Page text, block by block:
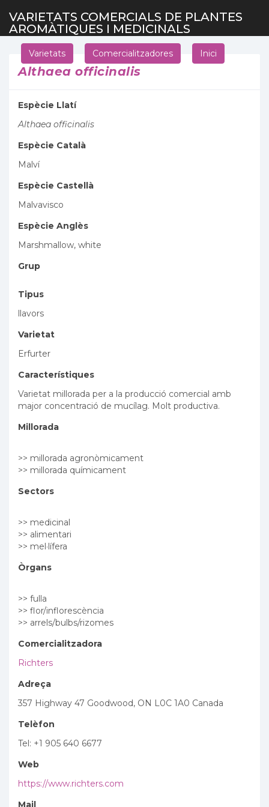
VARIETATS COMERCIALS DE PLANTES
AROMÀTIQUES I MEDICINALS
Varietats Comercialitzadores Inici
Althaea officinalis
Espècie Llatí
Althaea officinalis
Espècie Català
Malví
Espècie Castellà
Malvavisco
Espècie Anglès
Marshmallow, white
Grup
Tipus
llavors
Varietat
Erfurter
Característiques
Varietat millorada per a la producció comercial amb
major concentració de mucílag. Molt productiva.
Millorada
>> millorada agronòmicament
>> millorada químicament
Sectors
>> medicinal
>> alimentari
>> mel·lífera
Òrgans
>> fulla
>> flor/inflorescència
>> arrels/bulbs/rizomes
Comercialitzadora
Richters
Adreça
357 Highway 47 Goodwood, ON L0C 1A0 Canada
Telèfon
Tel: +1 905 640 6677
Web
https://www.richters.com
Mail